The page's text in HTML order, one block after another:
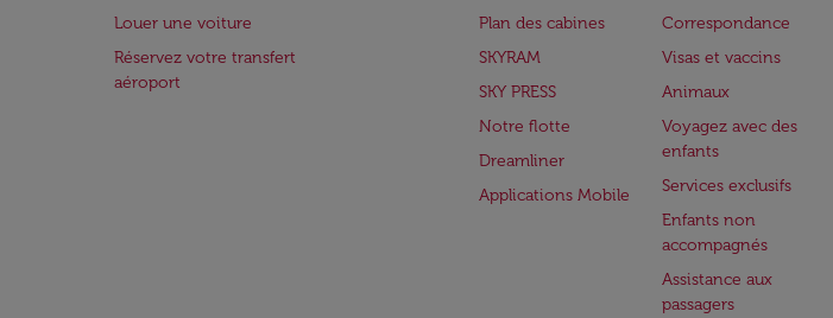
Louer une voiture
Réservez votre transfert
aéroport
Plan des cabines
SKYRAM
SKY PRESS
Notre flotte
Dreamliner
Applications Mobile
Correspondance
Visas et vaccins
Animaux
Voyagez avec des
enfants
Services exclusifs
Enfants non
accompagnés
Assistance aux
passagers